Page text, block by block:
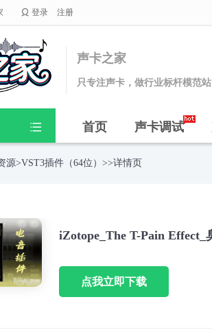
 登录 注册
声卡之家
只专注声卡，做行业标杆模范站
 首页 声卡调试
源>VST3插件（64位） >>详情页
iZotope_The T-Pain Effect_
点我立即下载